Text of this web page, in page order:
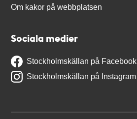
Om kakor på webbplatsen
Sociala medier
Stockholmskällan på Facebook
Stockholmskällan på Instagram